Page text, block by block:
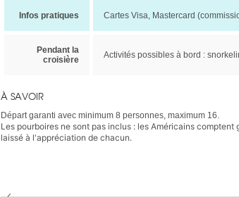
Infos pratiques Cartes Visa, Mastercard
Pendant la
croisière
Activités possibles à bord :
À SAVOIR
Départ garanti avec minimum 8 personnes, maximum 16.
Les pourboires ne sont pas inclus : les Américains
laissé à l'appréciation de chacun.